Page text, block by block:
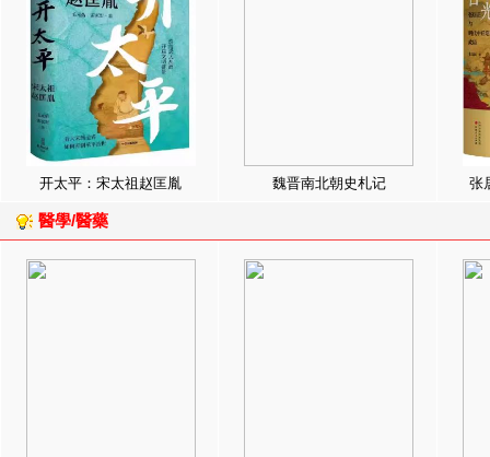
开太平：宋太祖赵匡胤 魏晋南北朝史札记 张
醫學/醫藥